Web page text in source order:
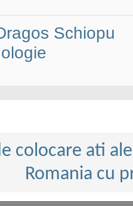
Schiopu
colocare ati
Romania cu